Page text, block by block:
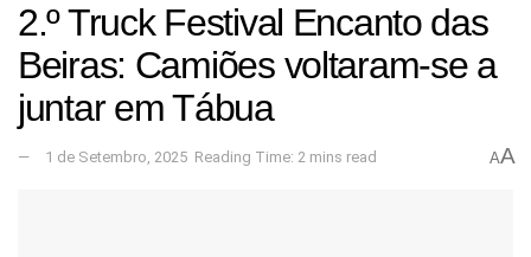
2.º Truck Festival Encanto das
Beiras: Camiões voltaram-se a
juntar em Tábua
1 de Setembro, 2025 Reading Time: 2 mins read AA